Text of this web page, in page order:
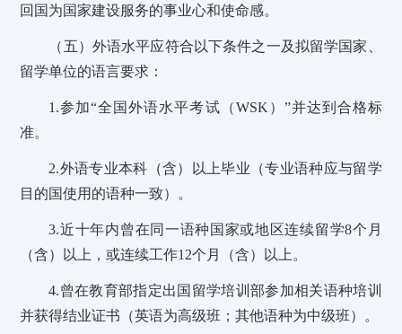
回国为国家建设服务的事业心和使命感。
（五）外语水平应符合以下条件之一及拟留学国家、
留学单位的语言要求：
1.参加“全国外语水平考试（WSK）”并达到合格标
准。
2.外语专业本科（含）以上毕业（专业语种应与留学
目的国使用的语种一致）。
3.近十年内曾在同一语种国家或地区连续留学8个月
（含）以上，或连续工作12个月（含）以上。
4.曾在教育部指定出国留学培训部参加相关语种培训
并获得结业证书（英语为高级班；其他语种为中级班）。